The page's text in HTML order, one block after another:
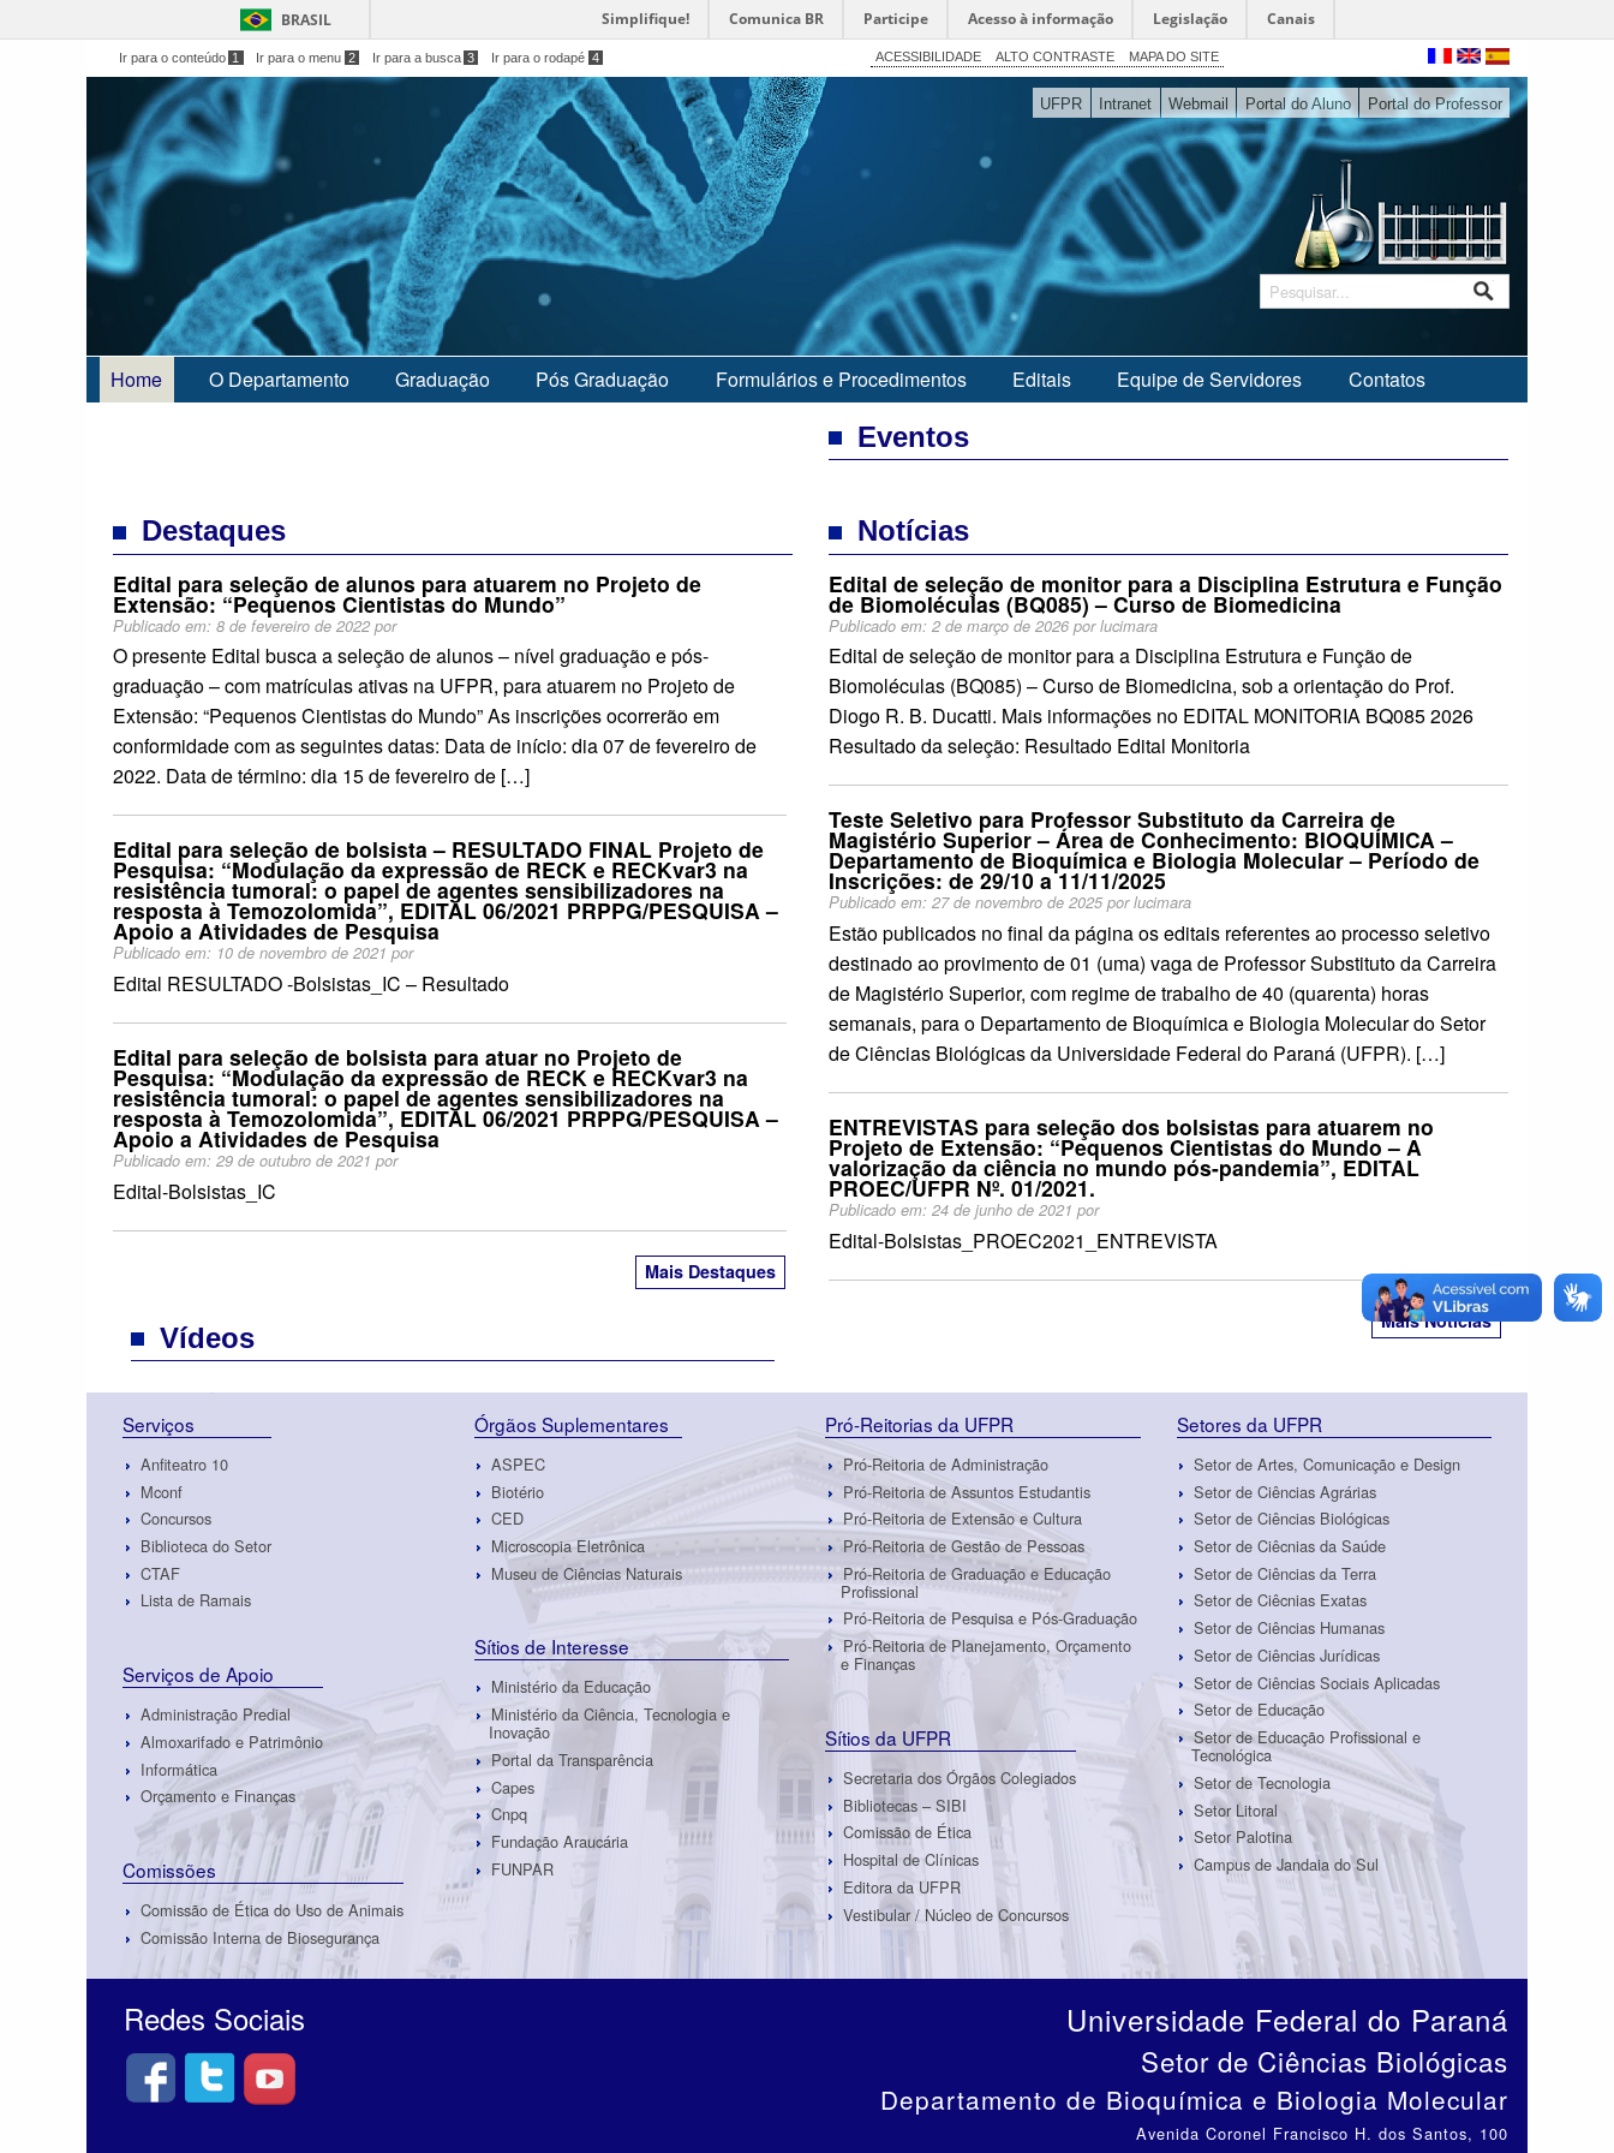
BRASIL Simplifique! Comunica BR Participe Acesso à informação Legislação Canais
Ir para o conteúdo 1 Ir para o menu 2 Ir para a busca 3 Ir para o rodapé 4 ACESSIBILIDADE ALTO CONTRASTE MAPA DO SITE
UFPR Intranet Webmail Portal do Aluno Portal do Professor
Home O Departamento Graduação Pós Graduação Formulários e Procedimentos Editais Equipe de Servidores Contatos
Eventos
Destaques
Edital para seleção de alunos para atuarem no Projeto de
Extensão: “Pequenos Cientistas do Mundo”
Publicado em: 8 de fevereiro de 2022por
O presente Edital busca a seleção de alunos – nível graduação e pós-
graduação – com matrículas ativas na UFPR, para atuarem no Projeto de
Extensão: “Pequenos Cientistas do Mundo” As inscrições ocorrerão em
conformidade com as seguintes datas: Data de início: dia 07 de fevereiro de
2022. Data de término: dia 15 de fevereiro de […]
Edital para seleção de bolsista – RESULTADO FINAL Projeto de
Pesquisa: “Modulação da expressão de RECK e RECKvar3 na
resistência tumoral: o papel de agentes sensibilizadores na
resposta à Temozolomida”, EDITAL 06/2021 PRPPG/PESQUISA –
Apoio a Atividades de Pesquisa
Publicado em: 10 de novembro de 2021por
Edital RESULTADO -Bolsistas_IC – Resultado
Edital para seleção de bolsista para atuar no Projeto de
Pesquisa: “Modulação da expressão de RECK e RECKvar3 na
resistência tumoral: o papel de agentes sensibilizadores na
resposta à Temozolomida”, EDITAL 06/2021 PRPPG/PESQUISA –
Apoio a Atividades de Pesquisa
Publicado em: 29 de outubro de 2021por
Edital-Bolsistas_IC
Mais Destaques
Vídeos
Notícias
Edital de seleção de monitor para a Disciplina Estrutura e Função
de Biomoléculas (BQ085) – Curso de Biomedicina
Publicado em: 2 de março de 2026porlucimara
Edital de seleção de monitor para a Disciplina Estrutura e Função de
Biomoléculas (BQ085) – Curso de Biomedicina, sob a orientação do Prof.
Diogo R. B. Ducatti. Mais informações no EDITAL MONITORIA BQ085 2026
Resultado da seleção: Resultado Edital Monitoria
Teste Seletivo para Professor Substituto da Carreira de
Magistério Superior – Área de Conhecimento: BIOQUÍMICA –
Departamento de Bioquímica e Biologia Molecular – Período de
Inscrições: de 29/10 a 11/11/2025
Publicado em: 27 de novembro de 2025porlucimara
Estão publicados no final da página os editais referentes ao processo seletivo
destinado ao provimento de 01 (uma) vaga de Professor Substituto da Carreira
de Magistério Superior, com regime de trabalho de 40 (quarenta) horas
semanais, para o Departamento de Bioquímica e Biologia Molecular do Setor
de Ciências Biológicas da Universidade Federal do Paraná (UFPR). […]
ENTREVISTAS para seleção dos bolsistas para atuarem no
Projeto de Extensão: “Pequenos Cientistas do Mundo – A
valorização da ciência no mundo pós-pandemia”, EDITAL
PROEC/UFPR Nº. 01/2021.
Publicado em: 24 de junho de 2021por
Edital-Bolsistas_PROEC2021_ENTREVISTA
Mais Notícias
Serviços
Anfiteatro 10
Mconf
Concursos
Biblioteca do Setor
CTAF
Lista de Ramais
Serviços de Apoio
Administração Predial
Almoxarifado e Patrimônio
Informática
Orçamento e Finanças
Comissões
Comissão de Ética do Uso de Animais
Comissão Interna de Biosegurança
Órgãos Suplementares
ASPEC
Biotério
CED
Microscopia Eletrônica
Museu de Ciências Naturais
Sítios de Interesse
Ministério da Educação
Ministério da Ciência, Tecnologia e
Inovação
Portal da Transparência
Capes
Cnpq
Fundação Araucária
FUNPAR
Pró-Reitorias da UFPR
Pró-Reitoria de Administração
Pró-Reitoria de Assuntos Estudantis
Pró-Reitoria de Extensão e Cultura
Pró-Reitoria de Gestão de Pessoas
Pró-Reitoria de Graduação e Educação
Profissional
Pró-Reitoria de Pesquisa e Pós-Graduação
Pró-Reitoria de Planejamento, Orçamento
e Finanças
Sítios da UFPR
Secretaria dos Órgãos Colegiados
Bibliotecas – SIBI
Comissão de Ética
Hospital de Clínicas
Editora da UFPR
Vestibular / Núcleo de Concursos
Setores da UFPR
Setor de Artes, Comunicação e Design
Setor de Ciências Agrárias
Setor de Ciências Biológicas
Setor de Ciêcnias da Saúde
Setor de Ciências da Terra
Setor de Ciêcnias Exatas
Setor de Ciências Humanas
Setor de Ciências Jurídicas
Setor de Ciências Sociais Aplicadas
Setor de Educação
Setor de Educação Profissional e
Tecnológica
Setor de Tecnologia
Setor Litoral
Setor Palotina
Campus de Jandaia do Sul
Redes Sociais Universidade Federal do Paraná
Setor de Ciências Biológicas
Departamento de Bioquímica e Biologia Molecular
Avenida Coronel Francisco H. dos Santos, 100